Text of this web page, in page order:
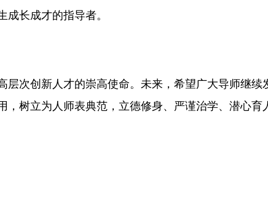
长成才的指导者。
次创新人才的崇高使命。未来，希望广大导师继续
树立为人师表典范，立德修身、严谨治学、潜心育